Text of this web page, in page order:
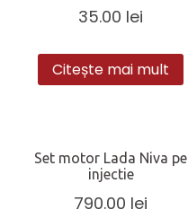
35.00 lei
Citește mai mult
Set motor Lada Niva pe
injectie
790.00 lei